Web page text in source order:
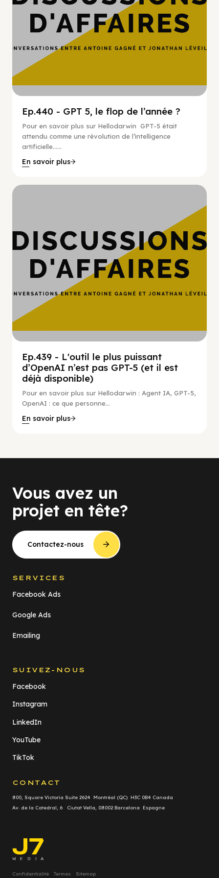
Ep.440 - GPT 5, le flop de l’année ?
Pour en savoir plus sur Hellodarwin GPT-5 était
attendu comme une révolution de l’intelligence
artificielle…...
En savoir plus
Ep.439 - L'outil le plus puissant
d’OpenAI n’est pas GPT-5 (et il est
déjà disponible)
Pour en savoir plus sur Hellodarwin : Agent IA, GPT-5,
OpenAI : ce que personne...
En savoir plus
Vous avez un
projet en tête?
Contactez-nous
SERVICES
Facebook Ads
Google Ads
Emailing
SUIVEZ-NOUS
Facebook
Instagram
LinkedIn
YouTube
TikTok
CONTACT
800, Square Victoria Suite 2624 Montréal (QC) H3C 0B4 Canada
Av. de la Catedral, 6 Ciutat Vella, 08002 Barcelona Espagne
Confidentialité Termes Sitemap